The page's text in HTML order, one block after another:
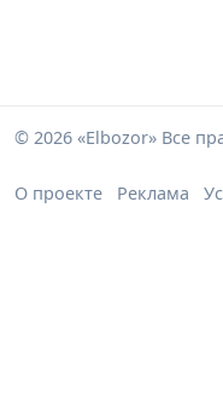
© 2026 «Elbozor» Все
О проекте Реклама